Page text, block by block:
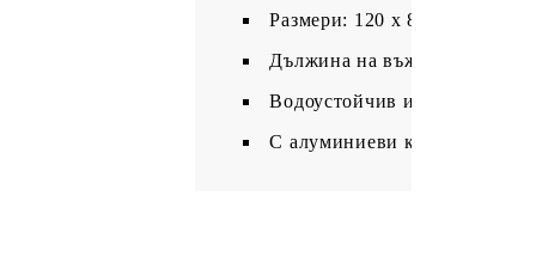
Размери: 120 x 800 см (Д x
Дължина на въжето: 24 м
Водоустойчив и UV-защитен
С алуминиеви капси